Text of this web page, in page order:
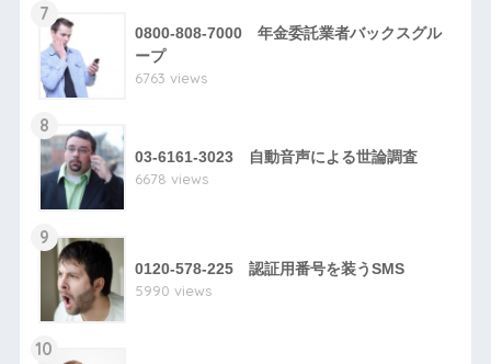
7
0800-808-7000 年金委託業者バックスグル
ープ
6763 views
8
03-6161-3023 自動音声による世論調査
6678 views
9
0120-578-225 認証用番号を装うSMS
5990 views
10